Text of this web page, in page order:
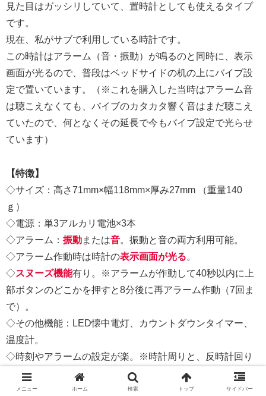
見た目はガッシリしていて、置時計としても使えるタイプ
です。
現在、私がサブで利用している時計です。
この時計はアラーム（音・振動）が鳴るのと同時に、表示
画面が光るので、普段はベッドサイドの机の上にバイブ設
定で置いています。（※これを購入した当時はアラーム音
は聴こえなくても、バイブのカタカタ響く音はまだ聴こえ
ていたので、何となくその延長で今もバイブ設定で光らせ
ています）
【特徴】
◇サイズ：高さ71mm×幅118mm×厚み27mm （重量140
ｇ）
◇電源：単3アルカリ電池×3本
◇アラーム： 振動または音。振動と音の両方利用可能。
◇アラーム作動時は時計の表示画面が光る。
◇スヌーズ機能有り。※アラームが作動して40秒以内に上
部ボタンのどこかを押すと8分後に再アラーム作動（7回ま
で）。
◇その他機能：LED懐中電灯、カウントダウンタイマー、
温度計。
◇時刻やアラームの設定が楽。※時計周りと、反時計回り
の、どちらの方向へも動かせる。ボタンが大きいので操作
しやすい。
メニュー ホーム 検索 トップ サイドバー